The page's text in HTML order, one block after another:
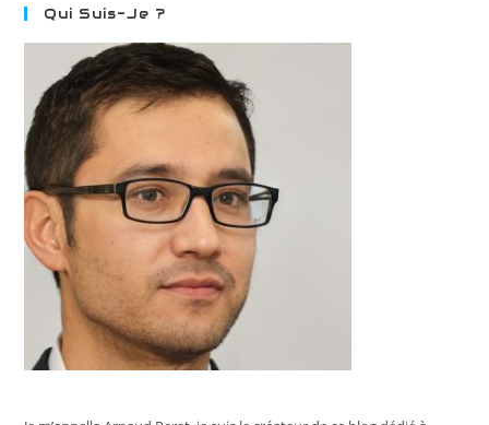
Qui Suis-Je ?